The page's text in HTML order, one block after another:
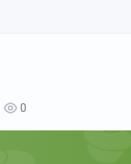
0